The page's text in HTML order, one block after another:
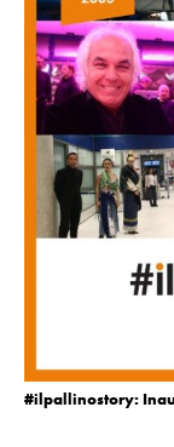
#ilpallinostory: